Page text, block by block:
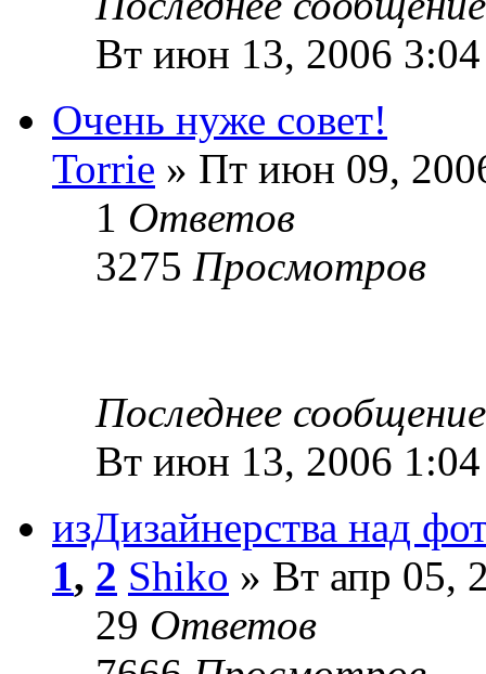
Вт июн 13, 2006
Очень нуже совет!
Torrie » Пт июн 09,
1 Ответов
3275 Просмотров
Последнее
Вт июн 13, 2006 1:04
изДизайнерства над
1, 2 Shiko » Вт апр 05,
29 Ответов